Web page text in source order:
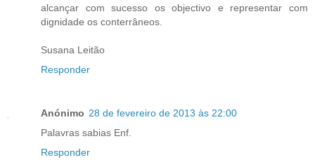
alcançar com sucesso os objectivo e representar com
dignidade os conterrâneos.
Susana Leitão
Responder
Anónimo 28 de fevereiro de 2013 às 22:00
Palavras sabias Enf.
Responder